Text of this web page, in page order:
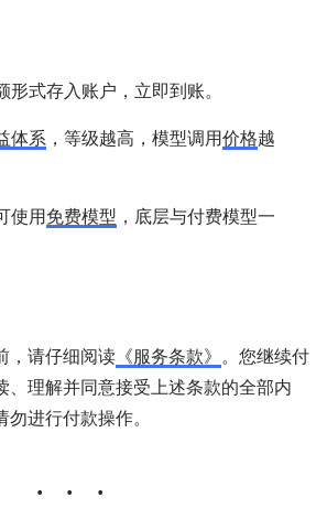
式存入账户，立即到账。
体系，等级越高，模型调用价格越
使用免费模型 ，底层与付费模型一
，请仔细阅读《服务条款》 。您继续付
、理解并同意接受上述条款的全部内
进行付款操作。